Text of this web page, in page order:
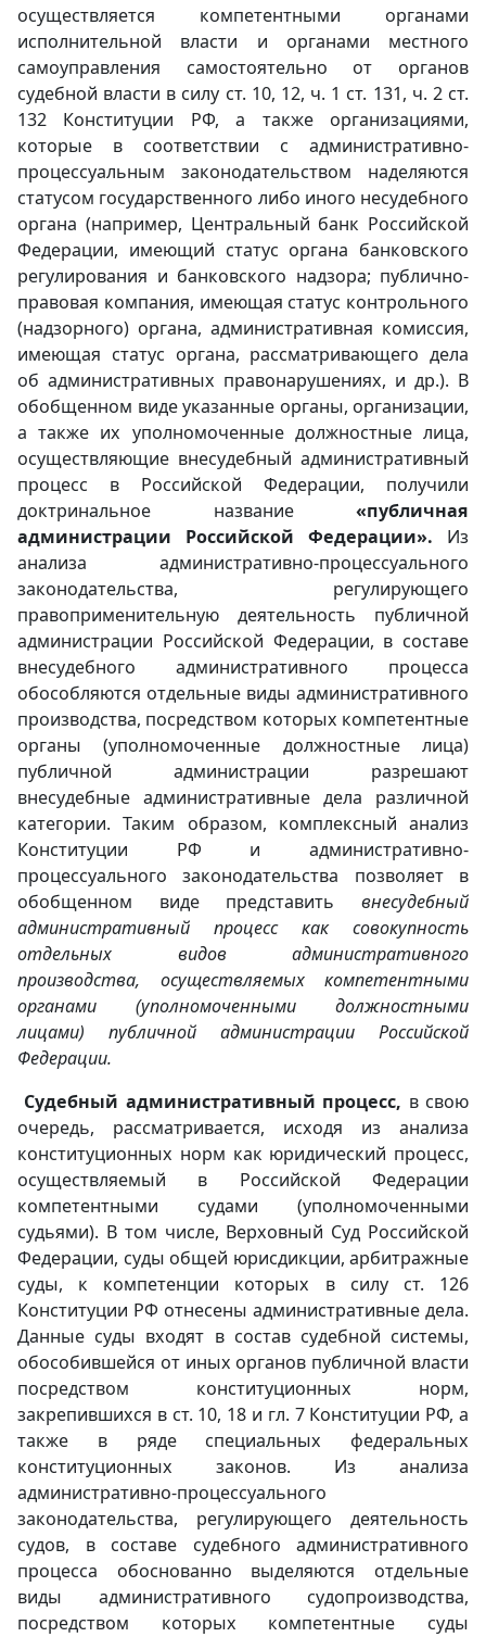
осуществляется компетентными органами
исполнительной власти и органами местного
самоуправления самостоятельно от органов
судебной власти в силу ст. 10, 12, ч. 1 ст. 131, ч. 2 ст.
132 Конституции РФ, а также организациями,
которые в соответствии с административно-
процессуальным законодательством наделяются
статусом государственного либо иного несудебного
органа (например, Центральный банк Российской
Федерации, имеющий статус органа банковского
регулирования и банковского надзора; публично-
правовая компания, имеющая статус контрольного
(надзорного) органа, административная комиссия,
имеющая статус органа, рассматривающего дела
об административных правонарушениях, и др.). В
обобщенном виде указанные органы, организации,
а также их уполномоченные должностные лица,
осуществляющие внесудебный административный
процесс в Российской Федерации, получили
доктринальное название «публичная
администрации Российской Федерации». Из
анализа административно-процессуального
законодательства, регулирующего
правоприменительную деятельность публичной
администрации Российской Федерации, в составе
внесудебного административного процесса
обособляются отдельные виды административного
производства, посредством которых компетентные
органы (уполномоченные должностные лица)
публичной администрации разрешают
внесудебные административные дела различной
категории. Таким образом, комплексный анализ
Конституции РФ и административно-
процессуального законодательства позволяет в
обобщенном виде представить внесудебный
административный процесс как совокупность
отдельных видов административного
производства, осуществляемых компетентными
органами (уполномоченными должностными
лицами) публичной администрации Российской
Федерации.
Судебный административный процесс, в свою
очередь, рассматривается, исходя из анализа
конституционных норм как юридический процесс,
осуществляемый в Российской Федерации
компетентными судами (уполномоченными
судьями). В том числе, Верховный Суд Российской
Федерации, суды общей юрисдикции, арбитражные
суды, к компетенции которых в силу ст. 126
Конституции РФ отнесены административные дела.
Данные суды входят в состав судебной системы,
обособившейся от иных органов публичной власти
посредством конституционных норм,
закрепившихся в ст. 10, 18 и гл. 7 Конституции РФ, а
также в ряде специальных федеральных
конституционных законов. Из анализа
административно-процессуального
законодательства, регулирующего деятельность
судов, в составе судебного административного
процесса обоснованно выделяются отдельные
виды административного судопроизводства,
посредством которых компетентные суды